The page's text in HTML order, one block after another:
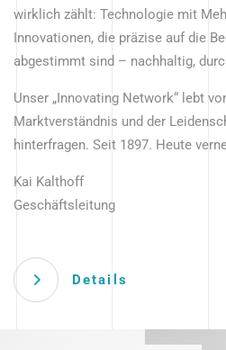
wirklich zählt: Technologie mit
Innovationen, die präzise auf die
abgestimmt sind – nachhaltig,
Unser „Innovating Network“ lebt
Marktverständnis und der
hinterfragen. Seit 1897. Heute
Kai Kalthoff
Geschäftsleitung
Details